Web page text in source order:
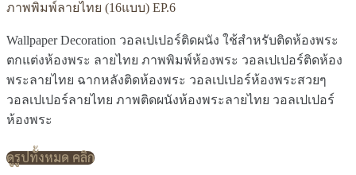
ภาพพิมพ์ลายไทย (16แบบ) EP.6
Wallpaper Decoration วอลเปเปอร์ติดผนัง ใช้สำหรับติดห้องพระ
ตกแต่งห้องพระ ลายไทย ภาพพิมพ์ห้องพระ วอลเปเปอร์ติดห้อง
พระลายไทย ฉากหลังติดห้องพระ วอลเปเปอร์ห้องพระสวยๆ
วอลเปเปอร์ลายไทย ภาพติดผนังห้องพระลายไทย วอลเปเปอร์
ห้องพระ
ดูรูปทั้งหมด คลิก